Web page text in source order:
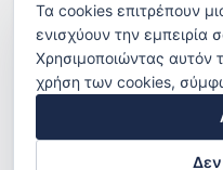
Ανακοινώσεις Όροι χρήσης
Τα cookies επιτρέπουν
ενισχύουν την εμπειρία
Χρησιμοποιώντας αυτόν
χρήση των cookies,